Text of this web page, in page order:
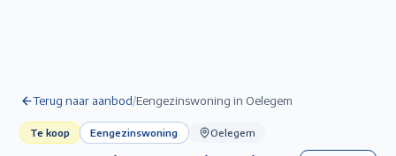
Terug naar aanbod/Eengezinswoning in Oelegem
Te koop Eengezinswoning Oelegem